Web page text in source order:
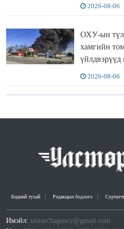
2026-08-06
ОХУ-ын
хамгийн
үйлдвэрүүд
2026-08-06
Бидний тухай Редакцын бодлого
Имэйл: ulsturchagency@gmail.com